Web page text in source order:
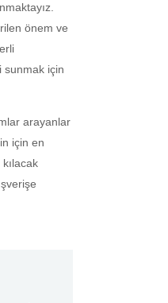
önem ve
sunmak için
arayanlar
için en